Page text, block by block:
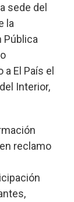
sede del
la
Pública
El País el
Interior,
reclamo